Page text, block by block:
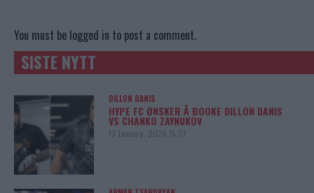
You must be logged in to post a comment.
SISTE NYTT
DILLON DANIS
HYPE FC ØNSKER Å BOOKE DILLON DANIS
VS CHANKO ZAYNUKOV
13 January, 2026 15:37